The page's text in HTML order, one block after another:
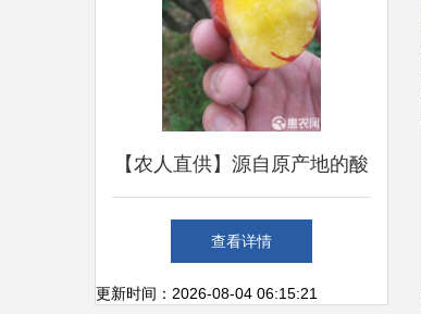
【农人直供】源自原产地的酸
甜馈赠 当季新鲜黄肉红布林
李子
查看详情
更新时间：2026-08-04 06:15:21